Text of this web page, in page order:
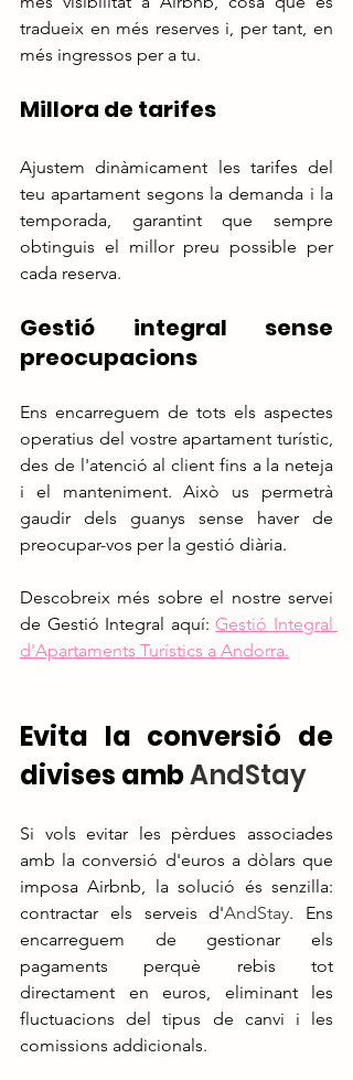
tradueix en més reserves i, per tant, en
més ingressos per a tu.
Millora de tarifes
Ajustem dinàmicament les tarifes del
teu apartament segons la demanda i la
temporada, garantint que sempre
obtinguis el millor preu possible per
cada reserva.
Gestió integral sense
preocupacions
Ens encarreguem de tots els aspectes
operatius del vostre apartament turístic,
des de l'atenció al client fins a la neteja
i el manteniment. Això us permetrà
gaudir dels guanys sense haver de
preocupar-vos per la gestió diària.
Descobreix més sobre el nostre servei
de Gestió Integral aquí: Gestió Integral
d'Apartaments Turístics a Andorra.
Evita la conversió de
divises amb AndStay
Si vols evitar les pèrdues associades
amb la conversió d'euros a dòlars que
imposa Airbnb, la solució és senzilla:
contractar els serveis d'AndStay. Ens
encarreguem de gestionar els
pagaments perquè rebis tot
directament en euros, eliminant les
fluctuacions del tipus de canvi i les
comissions addicionals.